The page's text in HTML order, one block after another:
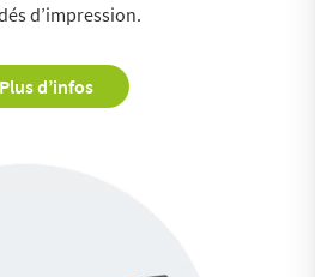
d’impression.
Plus d’infos